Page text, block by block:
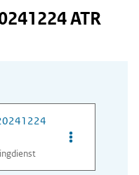
ATR
Opties van